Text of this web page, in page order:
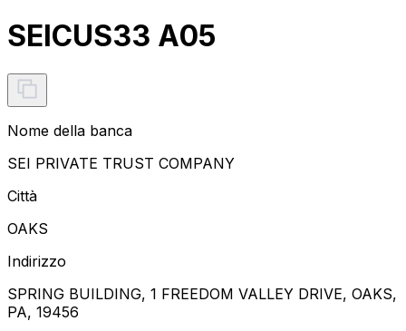
SEICUS33 A05
Nome della banca
SEI PRIVATE TRUST COMPANY
Città
OAKS
Indirizzo
SPRING BUILDING, 1 FREEDOM VALLEY DRIVE, OAKS,
PA, 19456